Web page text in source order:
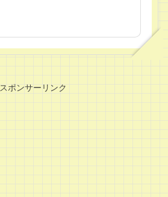
スポンサーリンク